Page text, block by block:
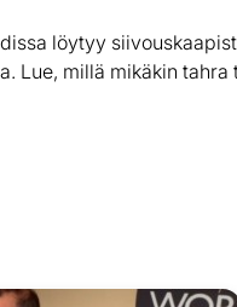
löytyy
Lue, millä mikäkin tahra